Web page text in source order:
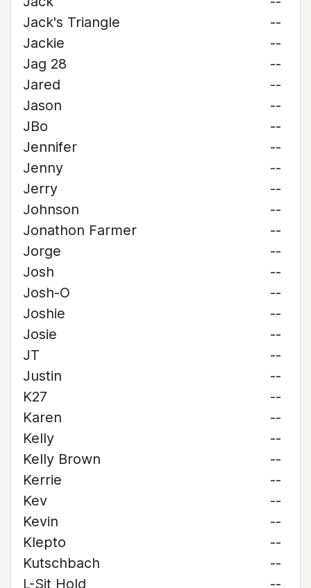
Jack's Triangle
--
Jackie
--
Jag 28
--
Jared
--
Jason
--
JBo
--
Jennifer
--
Jenny
--
Jerry
--
Johnson
--
Jonathon Farmer
--
Jorge
--
Josh
--
Josh-O
--
Joshie
--
Josie
--
JT
--
Justin
--
K27
--
Karen
--
Kelly
--
Kelly Brown
--
Kerrie
--
Kev
--
Kevin
--
Klepto
--
Kutschbach
--
L-Sit Hold
--